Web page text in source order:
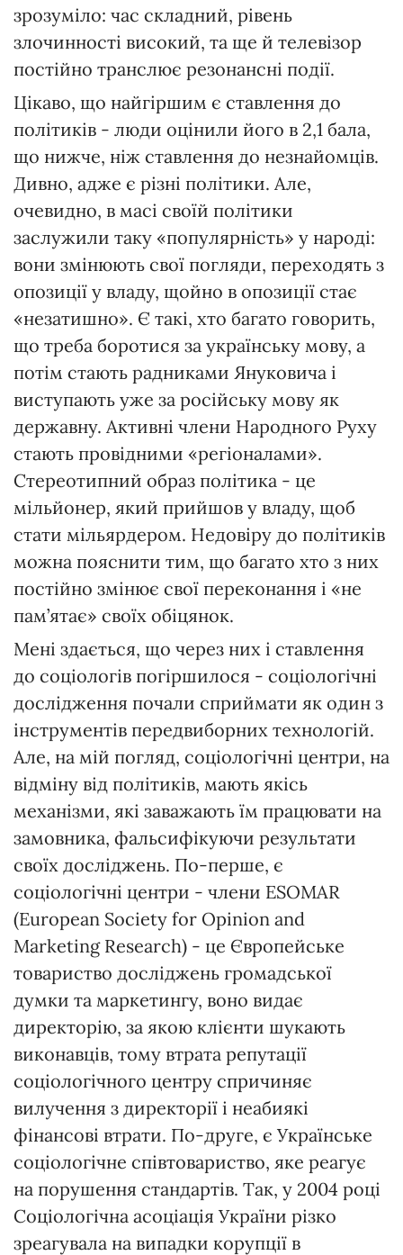
зрозуміло: час складний, рівень
злочинності високий, та ще й телевізор
постійно транслює резонансні події.
Цікаво, що найгіршим є ставлення до
політиків - люди оцінили його в 2,1 бала,
що нижче, ніж ставлення до незнайомців.
Дивно, адже є різні політики. Але,
очевидно, в масі своїй політики
заслужили таку «популярність» у народі:
вони змінюють свої погляди, переходять з
опозиції у владу, щойно в опозиції стає
«незатишно». Є такі, хто багато говорить,
що треба боротися за українську мову, а
потім стають радниками Януковича і
виступають уже за російську мову як
державну. Активні члени Народного Руху
стають провідними «регіоналами».
Стереотипний образ політика - це
мільйонер, який прийшов у владу, щоб
стати мільярдером. Недовіру до політиків
можна пояснити тим, що багато хто з них
постійно змінює свої переконання і «не
пам’ятає» своїх обіцянок.
Мені здається, що через них і ставлення
до соціологів погіршилося - соціологічні
дослідження почали сприймати як один з
інструментів передвиборних технологій.
Але, на мій погляд, соціологічні центри, на
відміну від політиків, мають якісь
механізми, які заважають їм працювати на
замовника, фальсифікуючи результати
своїх досліджень. По-перше, є
соціологічні центри - члени ESOMAR
(European Society for Opinion and
Marketing Research) - це Європейське
товариство досліджень громадської
думки та маркетингу, воно видає
директорію, за якою клієнти шукають
виконавців, тому втрата репутації
соціологічного центру спричиняє
вилучення з директорії і неабиякі
фінансові втрати. По-друге, є Українське
соціологічне співтовариство, яке реагує
на порушення стандартів. Так, у 2004 році
Соціологічна асоціація України різко
зреагувала на випадки корупції в